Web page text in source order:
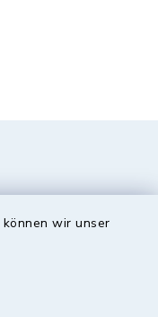
wir unser